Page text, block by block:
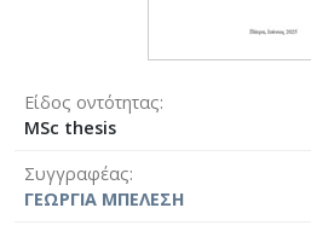
Είδος οντότητας
MSc thesis
Συγγραφέας
ΓΕΩΡΓΙΑ ΜΠΕΛΕΣΗ